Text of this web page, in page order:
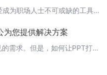
在这个数字化的时代，演示文稿已经成为职场人士不可或缺的工具之一。然而，制作精美的PPT往往需要花费大量的时间和精力。幸运的是，随着人工智能技术的发展，如今的PPT制作已经变得前所未有的简单。今天，我们就来为大家介绍一款全新的PPT制作神器——PPT模板AI。 什么是PPT模板AI？PPT模板AI是一款利用人工智能技术自动生成PPT的软件。它凭借强大的算法和丰富的模板资源，能够为用户提供快速、高效的
为您提供解决方案
导语在职场工作中，打印PPT是常见的需求。但是，如何让PPT打印在A4纸上实现全覆盖，既能美观又能节约纸张呢？今天，轻竹办公就为大家解决这个问题。 PPT打印A4纸全覆盖的方法 1. 调整PPT页面设置首先，我们需要调整PPT的页面设置。在Microsoft PowerPoint中，点击“文件”菜单，选择“页面设置”，然后在“幻灯片大小”选项中选择“自定义”，将幻灯片的宽度设置为1920px，高